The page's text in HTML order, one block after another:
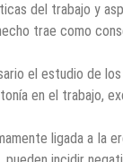
del trabajo y
trae como
el estudio de
en el trabajo,
ligada a Ia